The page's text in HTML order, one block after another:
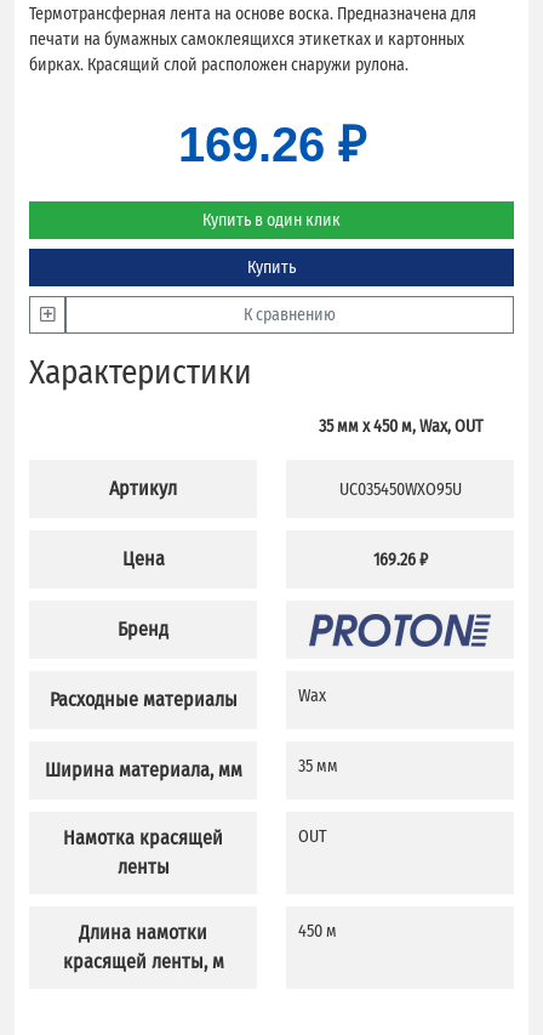
Термотрансферная лента на основе воска. Предназначена для
печати на бумажных самоклеящихся этикетках и картонных
бирках. Красящий слой расположен снаружи рулона.
169.26 ₽
Купить в один клик
Купить
К сравнению
Характеристики
Артикул
Цена
Бренд
Расходные материалы
Ширина материала, мм
Намотка красящей
ленты
Длина намотки
красящей ленты, м
35 мм х 450 м, Wax, OUT
UC035450WXO95U
169.26 ₽
Wax
35 мм
OUT
450 м